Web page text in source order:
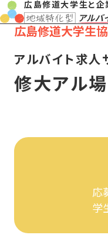
広島修道大学生と企
広島修道大学生協
アルバイト求人
修大アル場
応
学